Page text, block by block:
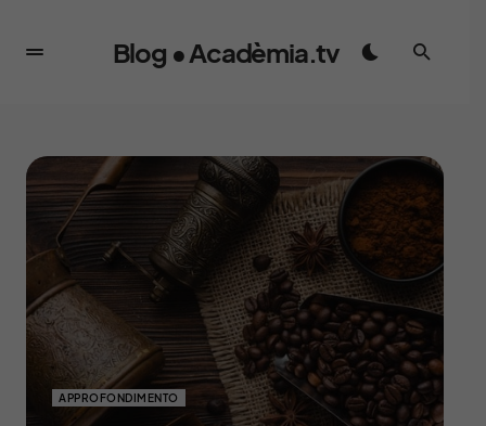
Blog • Acadèmia.tv
APPROFONDIMENTO